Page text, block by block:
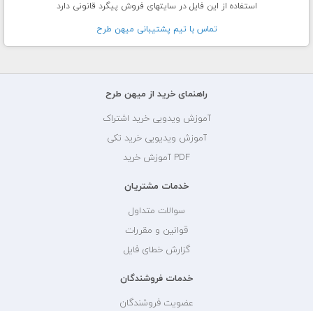
استفاده از این فایل در سایتهای فروش پیگرد قانونی دارد
تماس با تيم پشتيبانی ميهن طرح
راهنمای خرید از میهن طرح
آموزش ویدویی خرید اشتراک
آموزش ویدیویی خرید تکی
PDF آموزش خرید
خدمات مشتریان
سوالات متداول
قوانین و مقررات
گزارش خطای فایل
خدمات فروشندگان
عضویت فروشندگان